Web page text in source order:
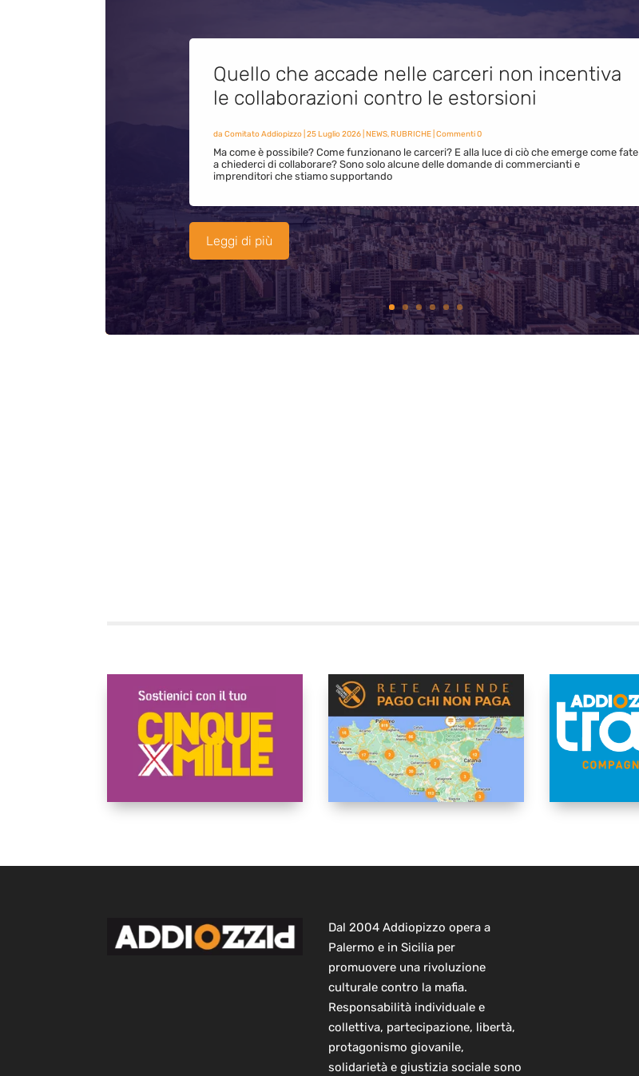
Quello che accade nelle carceri non incentiva
le collaborazioni contro le estorsioni
da Comitato Addiopizzo| 25 Luglio 2026| NEWS,RUBRICHE| Commenti 0
Ma come è possibile? Come funzionano le carceri? E alla luce di ciò che emerge come fate
a chiederci di collaborare? Sono solo alcune delle domande di commercianti e
imprenditori che stiamo supportando
Leggi di più
Dal 2004 Addiopizzo opera a
Palermo e in Sicilia per
promuovere una rivoluzione
culturale contro la mafia.
Responsabilità individuale e
collettiva, partecipazione, libertà,
protagonismo giovanile,
solidarietà e giustizia sociale sono